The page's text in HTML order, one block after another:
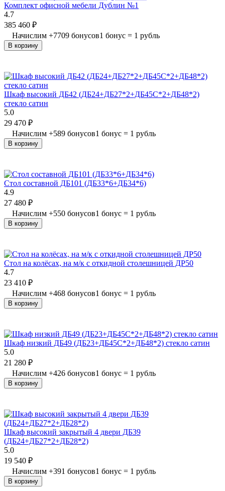
Комплект офисной мебели Дублин №1
4.7
385 460 ₽
Начислим +7709 бонусов1 бонус = 1 рубль
В корзину
Шкаф высокий ДБ42 (ДБ24+ДБ27*2+ДБ45С*2+ДБ48*2)
стекло сатин
5.0
29 470 ₽
Начислим +589 бонусов1 бонус = 1 рубль
В корзину
Стол составной ДБ101 (ДБ33*6+ДБ34*6)
4.9
27 480 ₽
Начислим +550 бонусов1 бонус = 1 рубль
В корзину
Стол на колёсах, на м/к с откидной столешницей ДР50
4.7
23 410 ₽
Начислим +468 бонусов1 бонус = 1 рубль
В корзину
Шкаф низкий ДБ49 (ДБ23+ДБ45С*2+ДБ48*2) стекло сатин
5.0
21 280 ₽
Начислим +426 бонусов1 бонус = 1 рубль
В корзину
Шкаф высокий закрытый 4 двери ДБ39
(ДБ24+ДБ27*2+ДБ28*2)
5.0
19 540 ₽
Начислим +391 бонусов1 бонус = 1 рубль
В корзину